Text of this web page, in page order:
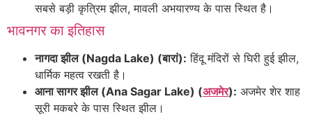
सबसे बड़ी कृत्रिम झील, मावली अभयारण्य के पास स्थित है।
भावनगर का इतिहास
नागदा झील (Nagda Lake) (बारां): हिंदू मंदिरों से घिरी हुई झील,
धार्मिक महत्व रखती है।
आना सागर झील (Ana Sagar Lake) (अजमेर): अजमेर शेर शाह
सूरी मकबरे के पास स्थित झील।